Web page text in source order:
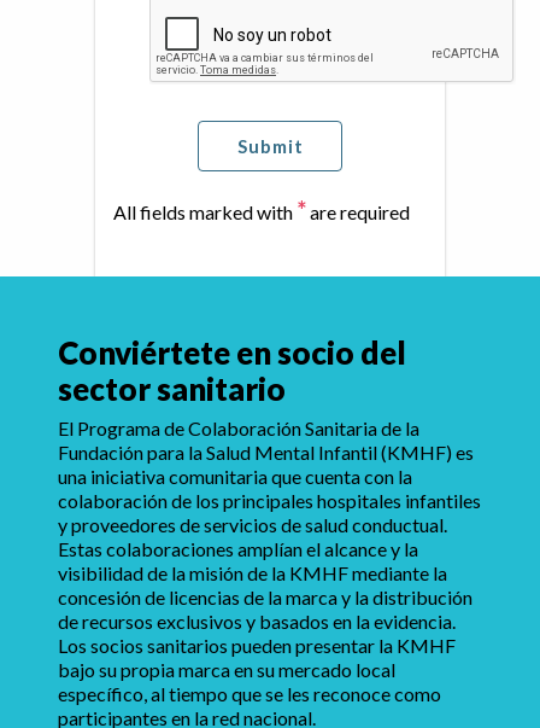
All fields marked with *are required
Conviértete en socio del
sector sanitario
El Programa de Colaboración Sanitaria de la
Fundación para la Salud Mental Infantil (KMHF) es
una iniciativa comunitaria que cuenta con la
colaboración de los principales hospitales infantiles
y proveedores de servicios de salud conductual.
Estas colaboraciones amplían el alcance y la
visibilidad de la misión de la KMHF mediante la
concesión de licencias de la marca y la distribución
de recursos exclusivos y basados en la evidencia.
Los socios sanitarios pueden presentar la KMHF
bajo su propia marca en su mercado local
específico, al tiempo que se les reconoce como
participantes en la red nacional.